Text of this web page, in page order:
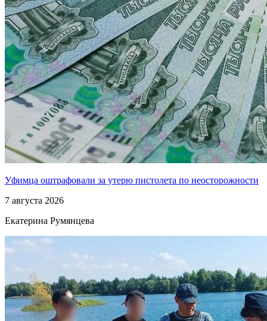
Уфимца оштрафовали за утерю пистолета по неосторожности
7 августа 2026
Екатерина Румянцева